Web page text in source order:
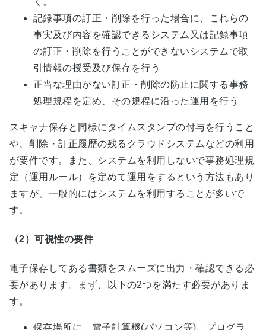
記録事項の訂正・削除を行った場合に、これらの
事実及び内容を確認できるシステム又は記録事項
の訂正・削除を行うことができないシステムで取
引情報の授受及び保存を行う
正当な理由がない訂正・削除の防止に関する事務
処理規程を定め、その規程に沿った運用を行う
スキャナ保存と同様にタイムスタンプの付与を行うこと
や、削除・訂正履歴の残るクラウドシステムなどの利用
が要件です。また、システムを利用しないで事務処理規
定（運用ルール）を定めて運用をするという方法もあり
ますが、一般的にはシステムを利用することが多いで
す。
（2）可視性の要件
電子保存してある書類をスムーズに出力・確認できる必
要があります。まず、以下の2つを満たす必要がありま
す。
保存場所に、電子計算機(パソコン等)、プログラ